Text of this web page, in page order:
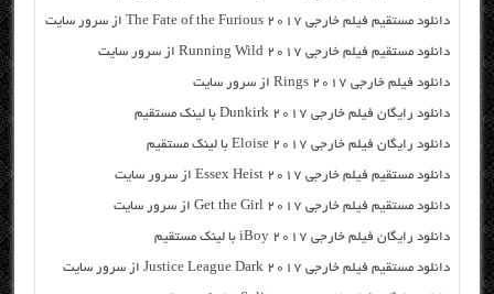
دانلود مستقیم فیلم خارجی The Fate of the Furious 2017 از سرور سایت
دانلود مستقیم فیلم خارجی Running Wild 2017 از سرور سایت
دانلود فیلم خارجی Rings 2017 از سرور سایت
دانلود رایگان فیلم خارجی Dunkirk 2017 با لینک مستقیم
دانلود رایگان فیلم خارجی Eloise 2017 با لینک مستقیم
دانلود مستقیم فیلم خارجی Essex Heist 2017 از سرور سایت
دانلود مستقیم فیلم خارجی Get the Girl 2017 از سرور سایت
دانلود رایگان فیلم خارجی iBoy 2017 با لینک مستقیم
دانلود مستقیم فیلم خارجی Justice League Dark 2017 از سرور سایت